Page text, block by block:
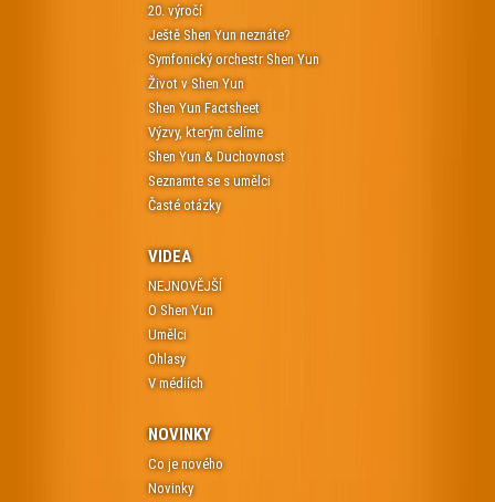
20. výročí
Ještě Shen Yun neznáte?
Symfonický orchestr Shen Yun
Život v Shen Yun
Shen Yun Factsheet
Výzvy, kterým čelíme
Shen Yun & Duchovnost
Seznamte se s umělci
Časté otázky
VIDEA
NEJNOVĚJŠÍ
O Shen Yun
Umělci
Ohlasy
V médiích
NOVINKY
Co je nového
Novinky